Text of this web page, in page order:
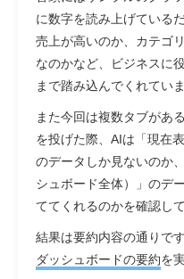
に数字を読み上げている
売上が高いのか、カテゴ
なのかなど、ビジネスに
まで踏み込んでくれていま
また今回は複数タブがあ
を投げた際、AIは「現在
のデータしか見ないのか
シュボード全体）」のデ
ててくれるのかを確認し
結果は要約内容の通りです
ダッシュボードの要約を